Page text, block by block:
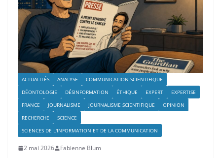
ACTUALITÉS ANALYSE
COMMUNICATION SCIENTIFIQUE
DÉONTOLOGIE
DÉSINFORMATION ÉTHIQUE EXPERT
EXPERTISE
FRANCE
JOURNALISME JOURNALISME SCIENTIFIQUE
OPINION
RECHERCHE
SCIENCE
SCIENCES DE L'INFORMATION ET DE LA COMMUNICATION
2 mai 2026 Fabienne Blum